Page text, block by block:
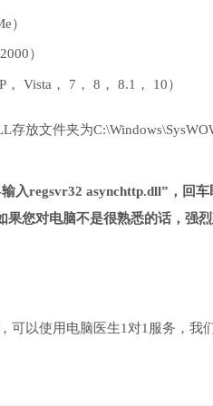
）
）
Vista， 7， 8， 8.1， 10）
放文件夹为
入regsvr32 asynchttp.dll”，回
果您对电脑不是很熟悉的话，强
可以使用电脑医生1对1服务，我